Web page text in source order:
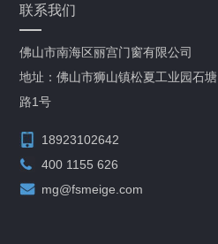
联系我们
佛山市南海区丽宫门窗有限公司
地址：佛山市狮山镇松夏工业园石塘
路1号
18923102642
400 1155 626
mg@fsmeige.com